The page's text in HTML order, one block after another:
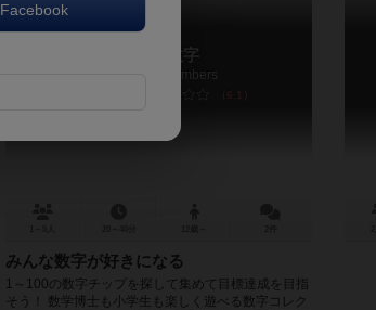
賢者の数字
Wisdom of Numbers
6.1
みんな数字が好きになる
1～100の数字チップを探して集めて目標達成を目指
そう！ 数学博士も小学生も楽しく遊べる数字コレク
Facebook